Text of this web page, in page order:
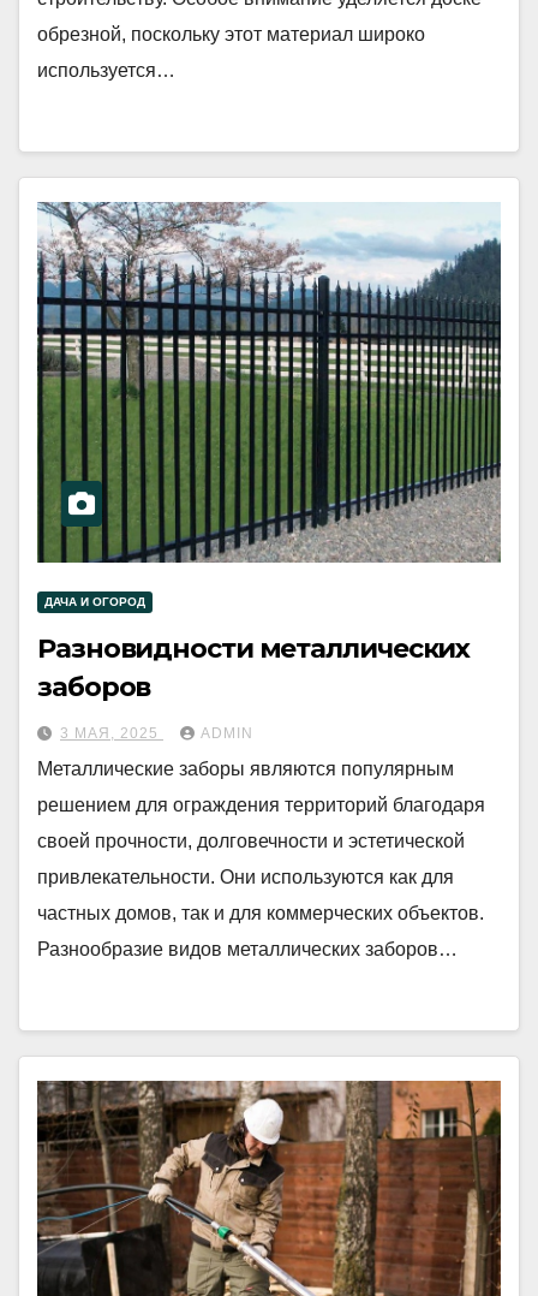
обрезной, поскольку этот материал широко
используется…
ДАЧА И ОГОРОД
Разновидности металлических
заборов
3 МАЯ, 2025 ADMIN
Металлические заборы являются популярным
решением для ограждения территорий благодаря
своей прочности, долговечности и эстетической
привлекательности. Они используются как для
частных домов, так и для коммерческих объектов.
Разнообразие видов металлических заборов…